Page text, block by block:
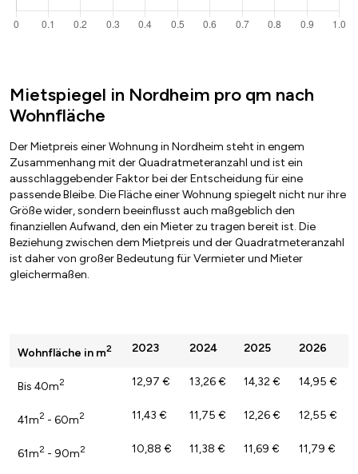
Mietspiegel in Nordheim pro qm nach
Wohnfläche
Der Mietpreis einer Wohnung in Nordheim steht in engem
Zusammenhang mit der Quadratmeteranzahl und ist ein
ausschlaggebender Faktor bei der Entscheidung für eine
passende Bleibe. Die Fläche einer Wohnung spiegelt nicht nur ihre
Größe wider, sondern beeinflusst auch maßgeblich den
finanziellen Aufwand, den ein Mieter zu tragen bereit ist. Die
Beziehung zwischen dem Mietpreis und der Quadratmeteranzahl
ist daher von großer Bedeutung für Vermieter und Mieter
gleichermaßen.
Wohnfläche in m2 2023 2024 2025 2026
Bis 40m2 12,97 € 13,26 € 14,32 € 14,95 €
41m2 - 60m2 11,43 € 11,75 € 12,26 € 12,55 €
61m2 - 90m2 10,88 € 11,38 € 11,69 € 11,79 €